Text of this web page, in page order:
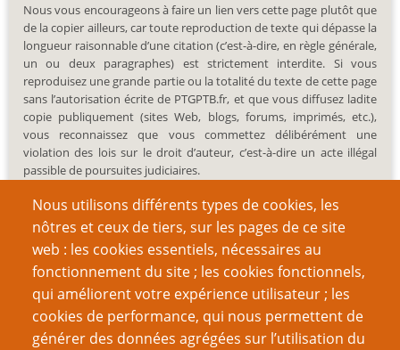
Nous utilisons différents types de cookies, les
nôtres et ceux de tiers, sur les pages de ce site
web : les cookies essentiels, nécessaires au
fonctionnement du site ; les cookies fonctionnels,
qui améliorent votre expérience utilisateur ; les
cookies de performance, qui nous permettent de
générer des données agrégées sur l’utilisation du
Nous vous encourageons à faire un lien vers cette page plutôt que
de la copier ailleurs, car toute reproduction de texte qui dépasse la
longueur raisonnable d’une citation (c’est-à-dire, en règle générale,
un ou deux paragraphes) est strictement interdite. Si vous
reproduisez une grande partie ou la totalité du texte de cette page
sans l’autorisation écrite de PTGPTB.fr, et que vous diffusez ladite
copie publiquement (sites Web, blogs, forums, imprimés, etc.),
vous reconnaissez que vous commettez délibérément une
violation des lois sur le droit d’auteur, c’est-à-dire un acte illégal
passible de poursuites judiciaires.
Recherche